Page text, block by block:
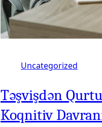
Uncategorized
Təşvişdən
Koqnitiv